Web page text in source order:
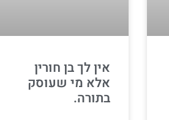
אין לך בן חורין
אלא מי שעוסק
בתורה.